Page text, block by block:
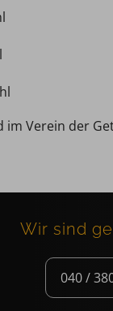
im Verein der
Wir sind
040 /